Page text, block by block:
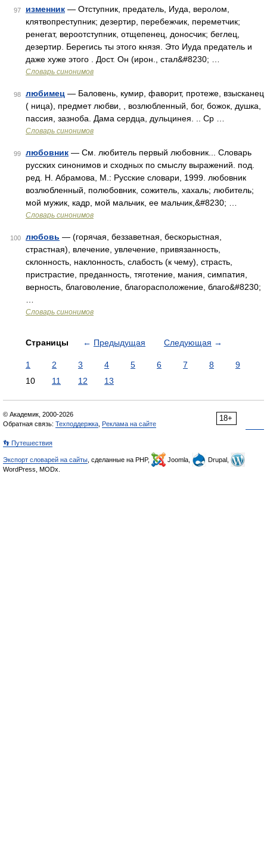
97 изменник — Отступник, предатель, Иуда, веролом,
клятвопреступник; дезертир, перебежчик, переметчик;
ренегат, вероотступник, отщепенец, доносчик; беглец,
дезертир. Берегись ты этого князя. Это Иуда предатель и
даже хуже этого . Дост. Он (ирон., стал&#8230; …
Словарь синонимов
98 любимец — Баловень, кумир, фаворит, протеже, взысканец
( ница), предмет любви, , возлюбленный, бог, божок, душка,
пассия, зазноба. Дама сердца, дульцинея. .. Ср …
Словарь синонимов
99 любовник — См. любитель первый любовник... Словарь
русских синонимов и сходных по смыслу выражений. под.
ред. Н. Абрамова, М.: Русские словари, 1999. любовник
возлюбленный, полюбовник, сожитель, хахаль; любитель;
мой мужик, кадр, мой мальчик, ее мальчик,&#8230; …
Словарь синонимов
100 любовь — (горячая, беззаветная, бескорыстная,
страстная), влечение, увлечение, привязанность,
склонность, наклонность, слабость (к чему), страсть,
пристрастие, преданность, тяготение, мания, симпатия,
верность, благоволение, благорасположение, благо&#8230;
Словарь синонимов
Страницы ← Предыдущая Следующая →
1 2 3 4 5 6 7 8
9
10
11 12 13
18+
© Академик, 2000-2026
Обратная связь: Техподдержка Реклама на сайте
👣 Путешествия
Экспорт словарей на сайты , сделанные на PHP, Joomla,
Drupal,
WordPress, MODx.